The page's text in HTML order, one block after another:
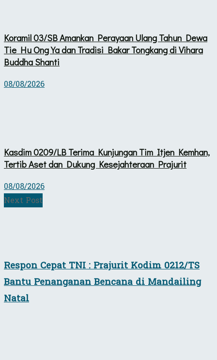
Koramil 03/SB Amankan Perayaan Ulang Tahun Dewa
Tie Hu Ong Ya dan Tradisi Bakar Tongkang di Vihara
Buddha Shanti
08/08/2026
Kasdim 0209/LB Terima Kunjungan Tim Itjen Kemhan,
Tertib Aset dan Dukung Kesejahteraan Prajurit
08/08/2026
Next Post
Respon Cepat TNI : Prajurit Kodim 0212/TS
Bantu Penanganan Bencana di Mandailing
Natal